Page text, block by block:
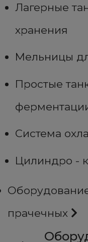
Лагерные
хранения
Мельницы
Простые
Система
Цилиндро -
прачечных